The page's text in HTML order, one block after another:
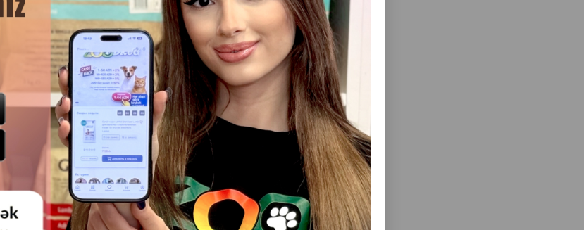
Смотреть Все